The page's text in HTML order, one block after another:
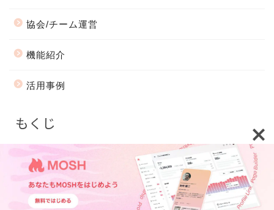
協会/チーム運営
機能紹介
活用事例
もくじ
会社情報 プライバシーポリシー
2018–2026 MOSH Magazine